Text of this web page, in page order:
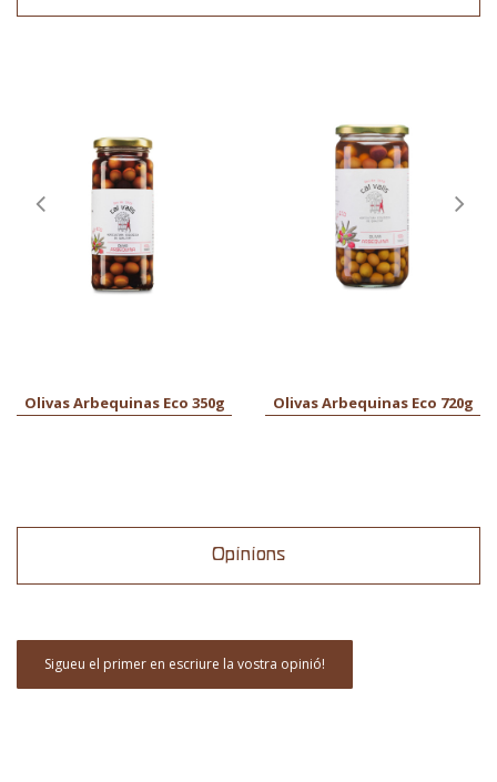
Olivas Arbequinas Eco 350g Olivas Arbequinas Eco 720g
Opinions
Sigueu el primer en escriure la vostra opinió!